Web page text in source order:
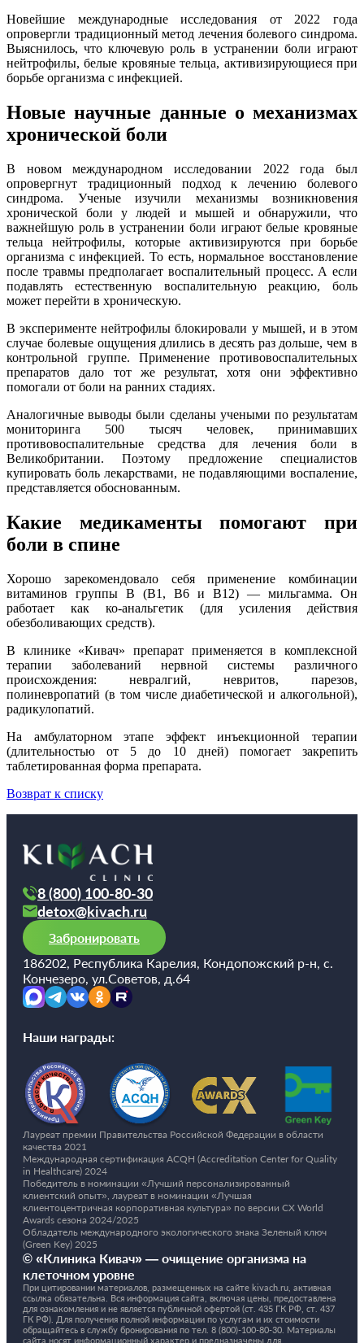
Новейшие международные исследования от 2022 года
опровергли традиционный метод лечения болевого синдрома.
Выяснилось, что ключевую роль в устранении боли играют
нейтрофилы, белые кровяные тельца, активизирующиеся при
борьбе организма с инфекцией.
Новые научные данные о механизмах
хронической боли
В новом международном исследовании 2022 года был
опровергнут традиционный подход к лечению болевого
синдрома. Ученые изучили механизмы возникновения
хронической боли у людей и мышей и обнаружили, что
важнейшую роль в устранении боли играют белые кровяные
тельца нейтрофилы, которые активизируются при борьбе
организма с инфекцией. То есть, нормальное восстановление
после травмы предполагает воспалительный процесс. А если
подавлять естественную воспалительную реакцию, боль
может перейти в хроническую.
В эксперименте нейтрофилы блокировали у мышей, и в этом
случае болевые ощущения длились в десять раз дольше, чем в
контрольной группе. Применение противовоспалительных
препаратов дало тот же результат, хотя они эффективно
помогали от боли на ранних стадиях.
Аналогичные выводы были сделаны учеными по результатам
мониторинга 500 тысяч человек, принимавших
противовоспалительные средства для лечения боли в
Великобритании. Поэтому предложение специалистов
купировать боль лекарствами, не подавляющими воспаление,
представляется обоснованным.
Какие медикаменты помогают при
боли в спине
Хорошо зарекомендовало себя применение комбинации
витаминов группы В (В1, В6 и В12) — мильгамма. Он
работает как ко-анальгетик (для усиления действия
обезболивающих средств).
В клинике «Кивач» препарат применяется в комплексной
терапии заболеваний нервной системы различного
происхождения: невралгий, невритов, парезов,
полиневропатий (в том числе диабетической и алкогольной),
радикулопатий.
На амбулаторном этапе эффект инъекционной терапии
(длительностью от 5 до 10 дней) помогает закрепить
таблетированная форма препарата.
Возврат к списку
8 (800) 100-80-30
detox@kivach.ru
Забронировать
186202, Республика Карелия, Кондопожский р-н, с.
Кончезеро, ул.Советов, д.64
Наши награды:
Лауреат премии Правительства Российской Федерации в области
качества 2021
Международная сертификация ACQH (Accreditation Center for Quality
in Healthcare) 2024
Победитель в номинации «Лучший персонализированный
клиентский опыт», лауреат в номинации «Лучшая
клиентоцентричная корпоративная культура» по версии CX World
Awards сезона 2024/2025
Обладатель международного экологического знака Зеленый ключ
(Green Key) 2025
© «Клиника Кивач» — очищение организма на
клеточном уровне
При цитировании материалов, размещенных на сайте kivach.ru, активная
ссылка обязательна. Вся информация сайта, включая цены, предоставлена
для ознакомления и не является публичной офертой (ст. 435 ГК РФ, cт. 437
ГК РФ). Для получения полной информации по услугам и их стоимости
обращайтесь в службу бронирования по тел. 8 (800)-100-80-30. Материалы
сайта носят информационный характер и предназначены для